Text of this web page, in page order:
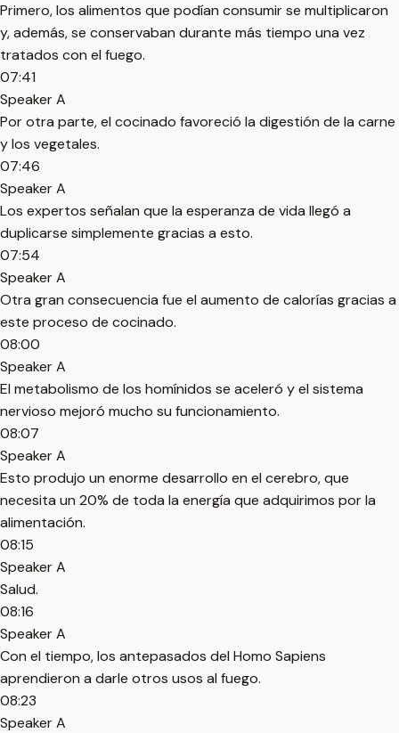
Primero, los alimentos que podían consumir se multiplicaron
y, además, se conservaban durante más tiempo una vez
tratados con el fuego.
07:41
Speaker A
Por otra parte, el cocinado favoreció la digestión de la carne
y los vegetales.
07:46
Speaker A
Los expertos señalan que la esperanza de vida llegó a
duplicarse simplemente gracias a esto.
07:54
Speaker A
Otra gran consecuencia fue el aumento de calorías gracias a
este proceso de cocinado.
08:00
Speaker A
El metabolismo de los homínidos se aceleró y el sistema
nervioso mejoró mucho su funcionamiento.
08:07
Speaker A
Esto produjo un enorme desarrollo en el cerebro, que
necesita un 20% de toda la energía que adquirimos por la
alimentación.
08:15
Speaker A
Salud.
08:16
Speaker A
Con el tiempo, los antepasados del Homo Sapiens
aprendieron a darle otros usos al fuego.
08:23
Speaker A